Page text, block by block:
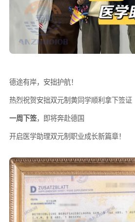
德途有岸，安拙护航！
热烈祝贺安拙双元制黄同学顺利拿下签证
一周下签，即将奔赴德国
开启医学助理双元制职业成长新篇章！